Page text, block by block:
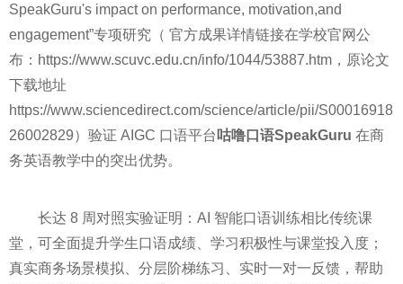
SpeakGuru's impact on performance, motivation,and
engagement”专项研究（ 官方成果详情链接在学校官网公
布：https://www.scuvc.edu.cn/info/1044/53887.htm，原论文
下载地址
https://www.sciencedirect.com/science/article/pii/S00016918
26002829）验证 AIGC 口语平台 咕噜口语SpeakGuru 在商
务英语教学中的突出优势。
长达 8 周对照实验证明：AI 智能口语训练相比传统课
堂，可全面提升学生口语成绩、学习积极性与课堂投入度；
真实商务场景模拟、分层阶梯练习、实时一对一反馈，帮助